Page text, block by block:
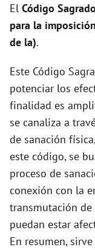
El Código Sagrado
para la
de la).
Este Código
potenciar los
finalidad es
se canaliza a
de sanación
este código, se
proceso de
conexión con la
transmutación
puedan estar
En resumen,